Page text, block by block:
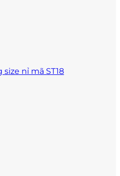
nỉ mã ST18